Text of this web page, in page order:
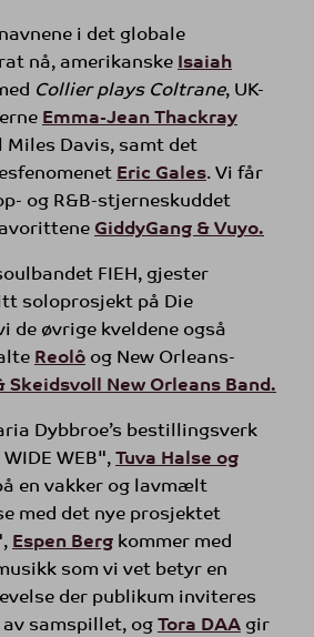
i det globale
nå, amerikanske Isaiah
Collier plays Coltrane, UK-
Emma-Jean Thackray
Miles Davis, samt det
Eric Gales. Vi får
og R&B-stjerneskuddet
GiddyGang & Vuyo.
FIEH, gjester
soloprosjekt på Die
de øvrige kveldene også
Reolô og New Orleans-
Skeidsvoll New Orleans Band.
Dybbroe’s bestillingsverk
WEB", Tuva Halse og
en vakker og lavmælt
med det nye prosjektet
Espen Berg kommer med
som vi vet betyr en
der publikum inviteres
samspillet, og Tora DAA gir